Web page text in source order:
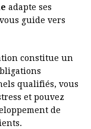
adapte ses
guide vers
constitue un
qualifiés, vous
et pouvez
de